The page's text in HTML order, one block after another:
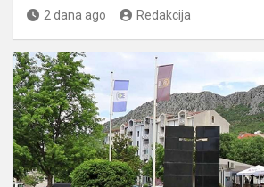
2 dana ago Redakcija